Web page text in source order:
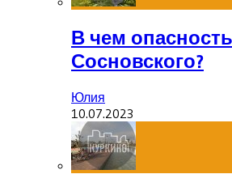
В чем
Сосновского?
Юлия
10.07.2023